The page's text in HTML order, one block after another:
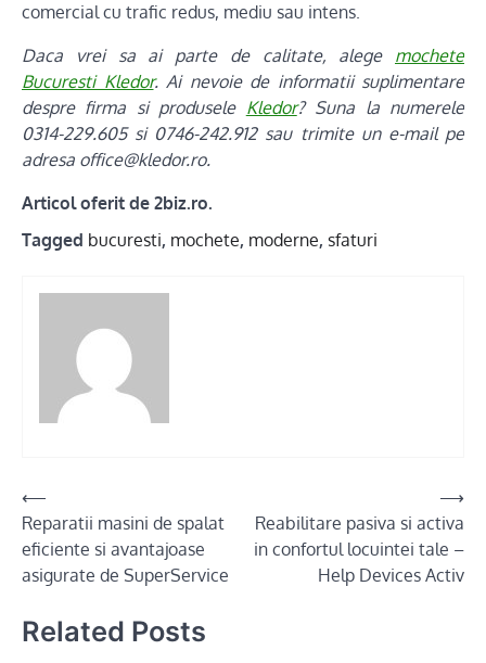
comercial cu trafic redus, mediu sau intens.
Daca vrei sa ai parte de calitate, alege mochete
Bucuresti Kledor. Ai nevoie de informatii suplimentare
despre firma si produsele Kledor? Suna la numerele
0314-229.605 si 0746-242.912 sau trimite un e-mail pe
adresa office@kledor.ro.
Articol oferit de 2biz.ro.
Tagged bucuresti, mochete, moderne, sfaturi
Post
navigation
⟵
Reparatii masini de spalat
eficiente si avantajoase
asigurate de SuperService
Reabilitare pasiva si activa
in confortul locuintei tale –
Help Devices Activ
⟶
Related Posts